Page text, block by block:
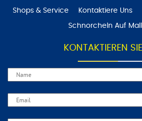
Shops & Service Kontaktiere Uns
Schnorcheln Auf
KONTAKTIEREN SIE